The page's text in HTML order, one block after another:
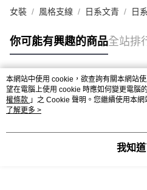
女裝 風格支線 日系文青 日
你可能有興趣的商品全站排
熱門標籤
本網站中使用 cookie，欲查詢有關本網站
望在電腦上使用 cookie 時應如何變更電腦
權條款 」之 Cookie 聲明。您繼續使用本
用條款之 Cookie 聲明使用 cookie。
了解更多 >
我知